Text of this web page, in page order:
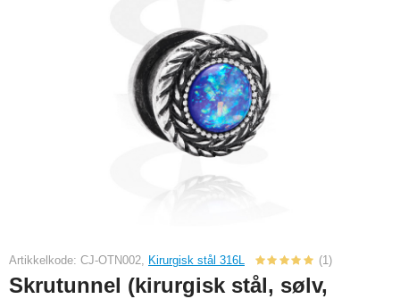
Artikkelkode: CJ-OTN002, Kirurgisk stål 316L (1)
Skrutunnel (kirurgisk stål, sølv,